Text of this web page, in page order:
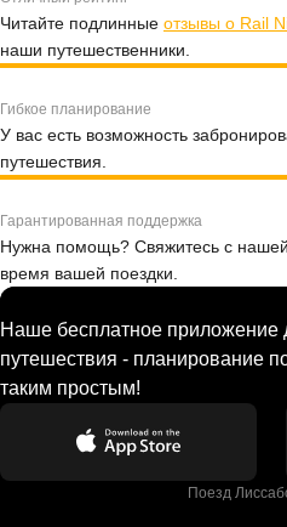
Читайте подлинные отзывы о Rail
наши путешественники.
Гибкое планирование
У вас есть возможность
путешествия.
Гарантированная поддержка
Нужна помощь? Свяжитесь с
время вашей поездки.
Наше бесплатное приложение
путешествия - планирование
таким простым!
Поезд